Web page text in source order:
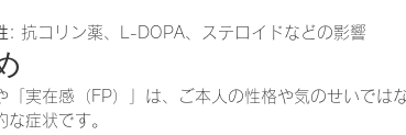
: 抗コリン薬、L-DOPA、ステロイドなどの影響
「実在感（FP）」は、ご本人の性格や気のせいで
な症状です。